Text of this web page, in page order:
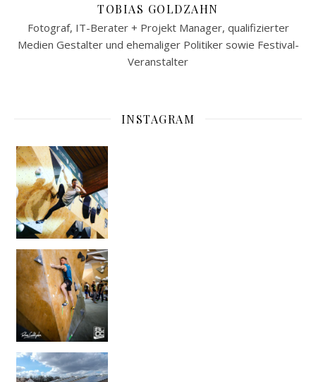
TOBIAS GOLDZAHN
Fotograf, IT-Berater + Projekt Manager, qualifizierter
Medien Gestalter und ehemaliger Politiker sowie Festival-
Veranstalter
INSTAGRAM